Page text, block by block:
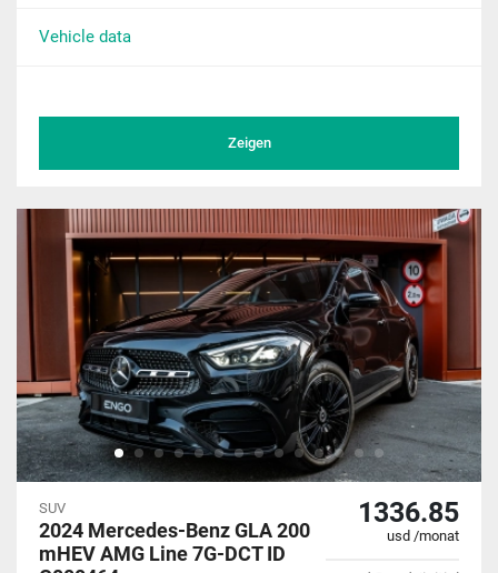
Vehicle data
Zeigen
SUV
2024 Mercedes-Benz GLA 200
mHEV AMG Line 7G-DCT ID
1336.85
usd /monat